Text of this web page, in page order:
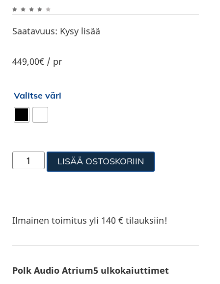
Saatavuus: Kysy lisää
449,00€ / pr
Valitse väri
LISÄÄ OSTOSKORIIN
Ilmainen toimitus yli 140 € tilauksiin!
Polk Audio Atrium5 ulkokaiuttimet